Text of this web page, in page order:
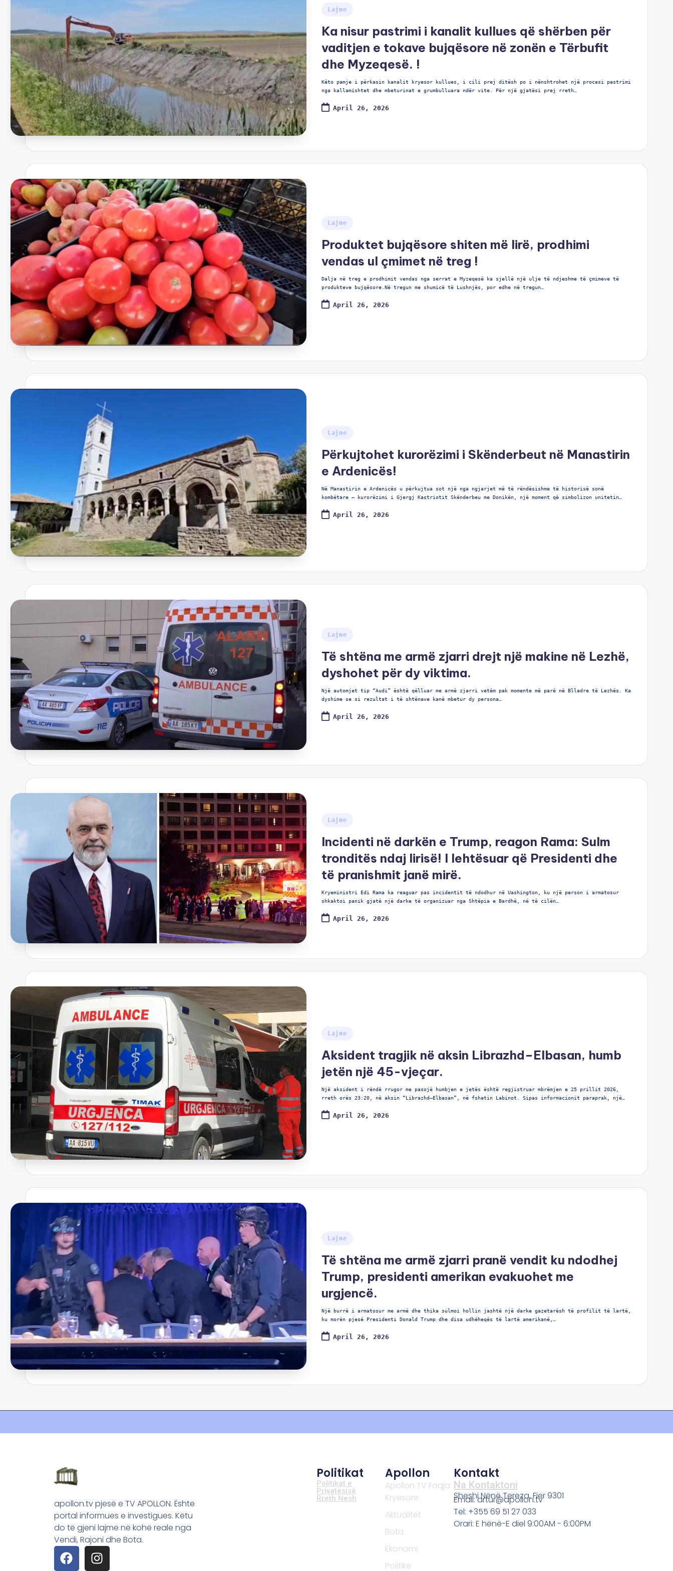
Lajme
Ka nisur pastrimi i kanalit kullues që shërben për
vaditjen e tokave bujqësore në zonën e Tërbufit
dhe Myzeqesë. !
Këto pamje i përkasin kanalit kryesor kullues, i cili prej ditësh po i nënshtrohet një procesi pastrimi
nga kallamishtet dhe mbeturinat e grumbulluara ndër vite. Për një gjatësi prej rreth…
April 26, 2026
Lajme
Produktet bujqësore shiten më lirë, prodhimi
vendas ul çmimet në treg !
Dalja në treg e prodhimit vendas nga serrat e Myzeqesë ka sjellë një ulje të ndjeshme të çmimeve të
produkteve bujqësore.Në tregun me shumicë të Lushnjës, por edhe në tregun…
April 26, 2026
Lajme
Përkujtohet kurorëzimi i Skënderbeut në Manastirin
e Ardenicës!
Në Manastirin e Ardenicës u përkujtua sot një nga ngjarjet më të rëndësishme të historisë sonë
kombëtare – kurorëzimi i Gjergj Kastriotit Skënderbeu me Donikën, një moment që simbolizon unitetin…
April 26, 2026
Lajme
Të shtëna me armë zjarri drejt një makine në Lezhë,
dyshohet për dy viktima.
Një automjet tip “Audi” është qëlluar me armë zjarri vetëm pak momente më parë në Blladre të Lezhës. Ka
dyshime se si rezultat i të shtënave kanë mbetur dy persona…
April 26, 2026
Lajme
Incidenti në darkën e Trump, reagon Rama: Sulm
tronditës ndaj lirisë! I lehtësuar që Presidenti dhe
të pranishmit janë mirë.
Kryeministri Edi Rama ka reaguar pas incidentit të ndodhur në Uashington, ku një person i armatosur
shkaktoi panik gjatë një darke të organizuar nga Shtëpia e Bardhë, në të cilën…
April 26, 2026
Lajme
Aksident tragjik në aksin Librazhd–Elbasan, humb
jetën një 45-vjeçar.
Një aksident i rëndë rrugor me pasojë humbjen e jetës është regjistruar mbrëmjen e 25 prillit 2026,
rreth orës 23:20, në aksin “Librazhd–Elbasan”, në fshatin Labinot. Sipas informacionit paraprak, një…
April 26, 2026
Lajme
Të shtëna me armë zjarri pranë vendit ku ndodhej
Trump, presidenti amerikan evakuohet me
urgjencë.
Një burrë i armatosur me armë dhe thika sulmoi hollin jashtë një darke gazetarësh të profilit të lartë,
ku morën pjesë Presidenti Donald Trump dhe disa udhëheqës të lartë amerikanë,…
April 26, 2026
apollon.tv pjesë e TV APOLLON. Ështe
portal informues e investigues. Këtu
do të gjeni lajme në kohë reale nga
Vendi, Rajoni dhe Bota.
Politikat
Politikat e
Privatësisë
Rreth Nesh
Apollon
Apollon TV Faqja
Kryesore
Aktualitet
Bota
Ekonomi
Politike
Kontakt
Na Kontaktoni
Sheshi Nënë Tereza, Fier 9301
Email: artur@apollon.tv
Tel: +355 69 51 27 033
Orari: E hënë-E diel 9:00AM - 6:00PM